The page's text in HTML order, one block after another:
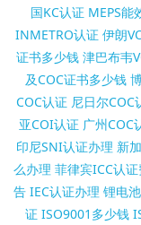
国KC认证 MEPS能
INMETRO认证 伊朗
证书多少钱 津巴布韦
及COC证书多少钱
COC认证 尼日尔COC
亚COI认证 广州COC
印尼SNI认证办理 新
么办理 菲律宾ICC认
告 IEC认证办理 锂电
证 ISO9001多少钱